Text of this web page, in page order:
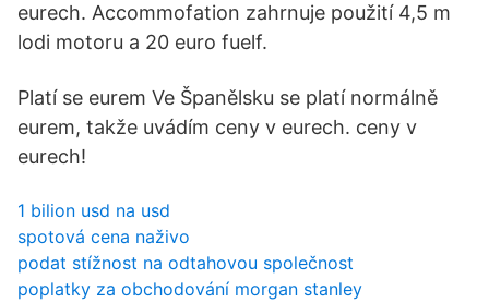
eurech. Accommofation zahrnuje použití 4,5 m
lodi motoru a 20 euro fuelf.
Platí se eurem Ve Španělsku se platí normálně
eurem, takže uvádím ceny v eurech. ceny v
eurech!
1 bilion usd na usd
spotová cena naživo
podat stížnost na odtahovou společnost
poplatky za obchodování morgan stanley